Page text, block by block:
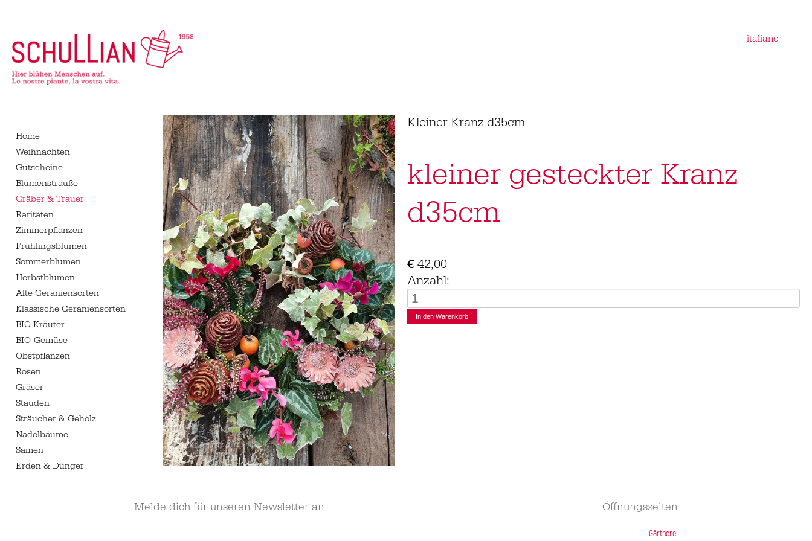
italiano
überspringen
Home
Weihnachten
Gutscheine
Blumensträuße
Gräber & Trauer
Raritäten
Zimmerpflanzen
Frühlingsblumen
Sommerblumen
Herbstblumen
Alte Geraniensorten
Klassische Geraniensorten
BIO-Kräuter
BIO-Gemüse
Obstpflanzen
Rosen
Gräser
Stauden
Sträucher & Gehölz
Nadelbäume
Samen
Erden & Dünger
Kleiner Kranz d35cm
kleiner gesteckter Kranz
d35cm
€42,00
Anzahl:
Melde dich für unseren Newsletter an Öffnungszeiten
Gärtnerei